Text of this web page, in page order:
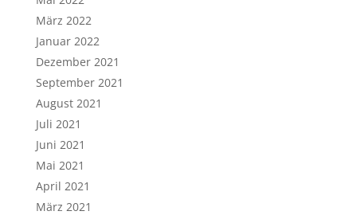
März 2022
Januar 2022
Dezember 2021
September 2021
August 2021
Juli 2021
Juni 2021
Mai 2021
April 2021
März 2021